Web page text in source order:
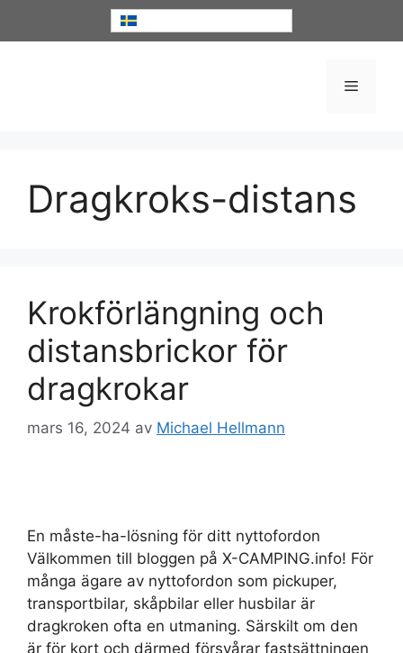
Meny
Dragkroks-distans
Krokförlängning och
distansbrickor för
dragkrokar
mars 16, 2024 av Michael Hellmann
En måste-ha-lösning för ditt nyttofordon
Välkommen till bloggen på X-CAMPING.info! För
många ägare av nyttofordon som pickuper,
transportbilar, skåpbilar eller husbilar är
dragkroken ofta en utmaning. Särskilt om den
är för kort och därmed försvårar fastsättningen